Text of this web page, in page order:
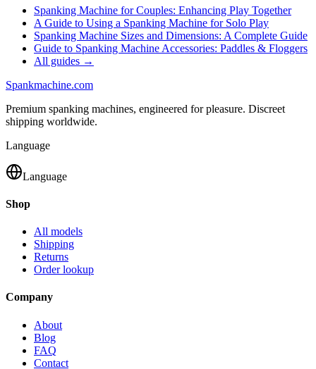
Spanking Machine for Couples: Enhancing Play Together
A Guide to Using a Spanking Machine for Solo Play
Spanking Machine Sizes and Dimensions: A Complete Guide
Guide to Spanking Machine Accessories: Paddles & Floggers
All guides →
Spankmachine.com
Premium spanking machines, engineered for pleasure. Discreet
shipping worldwide.
Language
Language
Shop
All models
Shipping
Returns
Order lookup
Company
About
Blog
FAQ
Contact